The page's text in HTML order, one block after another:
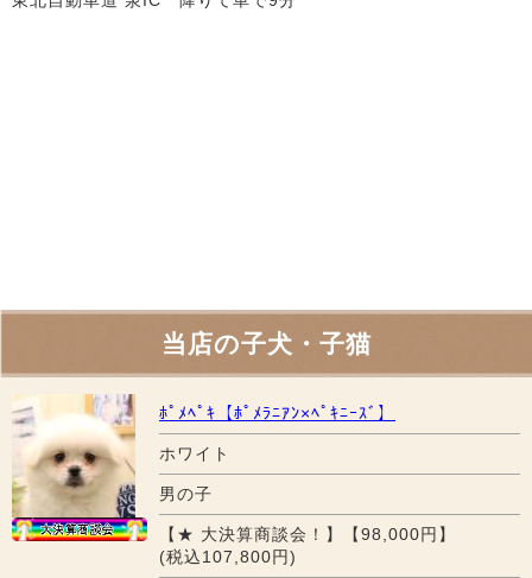
当店の子犬・子猫
ﾎﾟﾒﾍﾟｷ【ﾎﾟﾒﾗﾆｱﾝ×ﾍﾟｷﾆｰｽﾞ】
ホワイト
男の子
【★ 大決算商談会！】【98,000円】
(税込107,800円)